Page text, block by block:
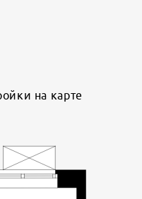
на карте